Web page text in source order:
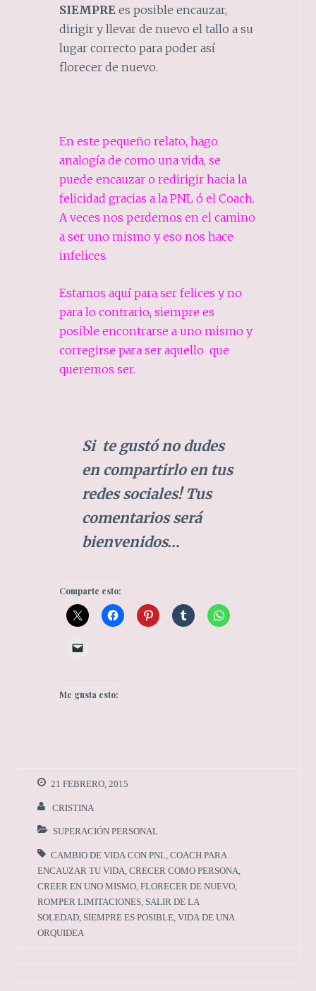
SIEMPREes posible encauzar,
dirigir y llevar de nuevo el tallo a su
lugar correcto para poder así
florecer de nuevo.
En este pequeño relato, hago
analogía de como una vida, se
puede encauzar o redirigir hacia la
felicidad gracias a la PNL ó el Coach.
A veces nos perdemos en el camino
a ser uno mismo y eso nos hace
infelices.
Estamos aquí para ser felices y no
para lo contrario, siempre es
posible encontrarse a uno mismo y
corregirse para ser aquello que
queremos ser.
Si te gustó no dudes
en compartirlo en tus
redes sociales! Tus
comentarios será
bienvenidos…
Comparte esto:
Me gusta esto:
21 FEBRERO, 2015
CRISTINA
SUPERACIÓN PERSONAL
CAMBIO DE VIDA CON PNL ,COACH PARA
ENCAUZAR TU VIDA ,CRECER COMO PERSONA
CREER EN UNO MISMO ,FLORECER DE NUEVO
ROMPER LIMITACIONES SALIR DE LA
SOLEDAD SIEMPRE ES POSIBLE ,VIDA DE UNA
ORQUIDEA